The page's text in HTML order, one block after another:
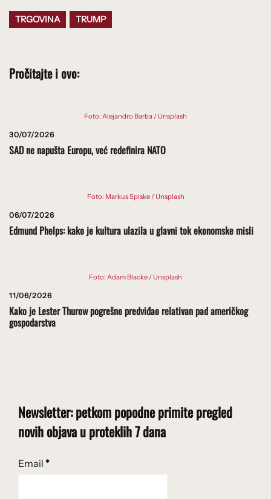
TRGOVINA TRUMP
Pročitajte i ovo:
Foto: Alejandro Barba / Unsplash
30/07/2026
SAD ne napušta Europu, već redefinira NATO
Foto: Markus Spiske / Unsplash
06/07/2026
Edmund Phelps: kako je kultura ulazila u glavni tok ekonomske misli
Foto: Adam Blacke / Unsplash
11/06/2026
Kako je Lester Thurow pogrešno predviđao relativan pad američkog
gospodarstva
Newsletter: petkom popodne primite pregled
novih objava u proteklih 7 dana
Email *